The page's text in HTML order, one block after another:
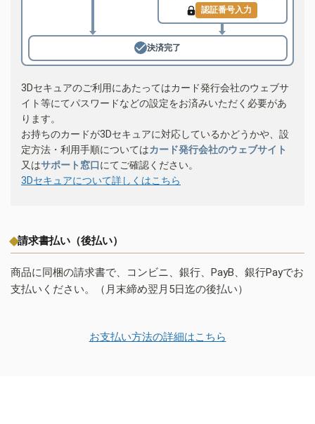
認証番号入力
決済完了
3Dセキュアのご利用にあたってはカード発行会社のウェブサ
イト等にてパスワードなどの設定をお済みいただく必要があ
ります。
お持ちのカードが3Dセキュアに対応しているかどうかや、設
定方法・利用手順についてはカード発行会社のウェブサイト
又はサポート窓口にてご確認ください。
3Dセキュアについて詳しくはこちら
請求書払い（後払い）
商品に同梱の請求書で、コンビニ、銀行、PayB、銀行Payでお
支払いください。（月末締め翌月5日迄の後払い）
お支払い方法の詳細はこちら